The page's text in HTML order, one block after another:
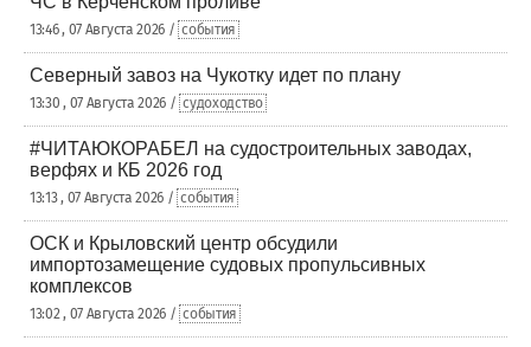
13:46 , 07 Августа 2026 / события
Северный завоз на Чукотку идет по плану
13:30 , 07 Августа 2026 / судоходство
#ЧИТАЮКОРАБЕЛ на судостроительных заводах,
верфях и КБ 2026 год
13:13 , 07 Августа 2026 / события
ОСК и Крыловский центр обсудили
импортозамещение судовых пропульсивных
комплексов
13:02 , 07 Августа 2026 / события